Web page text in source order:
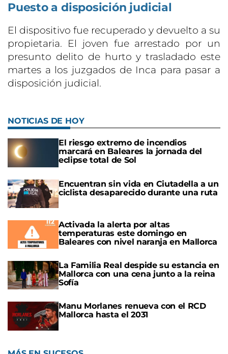
Puesto a disposición judicial
El dispositivo fue recuperado y devuelto a su
propietaria. El joven fue arrestado por un
presunto delito de hurto y trasladado este
martes a los juzgados de Inca para pasar a
disposición judicial.
NOTICIAS DE HOY
El riesgo extremo de incendios
marcará en Baleares la jornada del
eclipse total de Sol
Encuentran sin vida en Ciutadella a un
ciclista desaparecido durante una ruta
Activada la alerta por altas
temperaturas este domingo en
Baleares con nivel naranja en Mallorca
La Familia Real despide su estancia en
Mallorca con una cena junto a la reina
Sofía
Manu Morlanes renueva con el RCD
Mallorca hasta el 2031